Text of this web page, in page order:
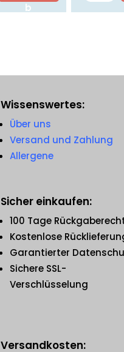
b
Wissenswertes:
Über uns
Versand und Zahlung
Allergene
Sicher einkaufen:
100 Tage
Kostenlose
Garantierter
Sichere SSL-
Verschlüsselung
Versandkosten: